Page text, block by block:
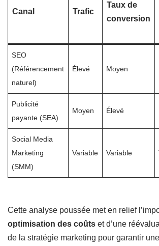
Canal Trafic
Taux de
conversion
SEO
(Référencement
naturel)
Élevé Moyen
Publicité
payante (SEA)
Moyen Élevé
Social Media
Marketing
(SMM)
Variable Variable
Cette analyse poussée met en relief
optimisation des coûts et d’une
de la stratégie marketing pour garantir